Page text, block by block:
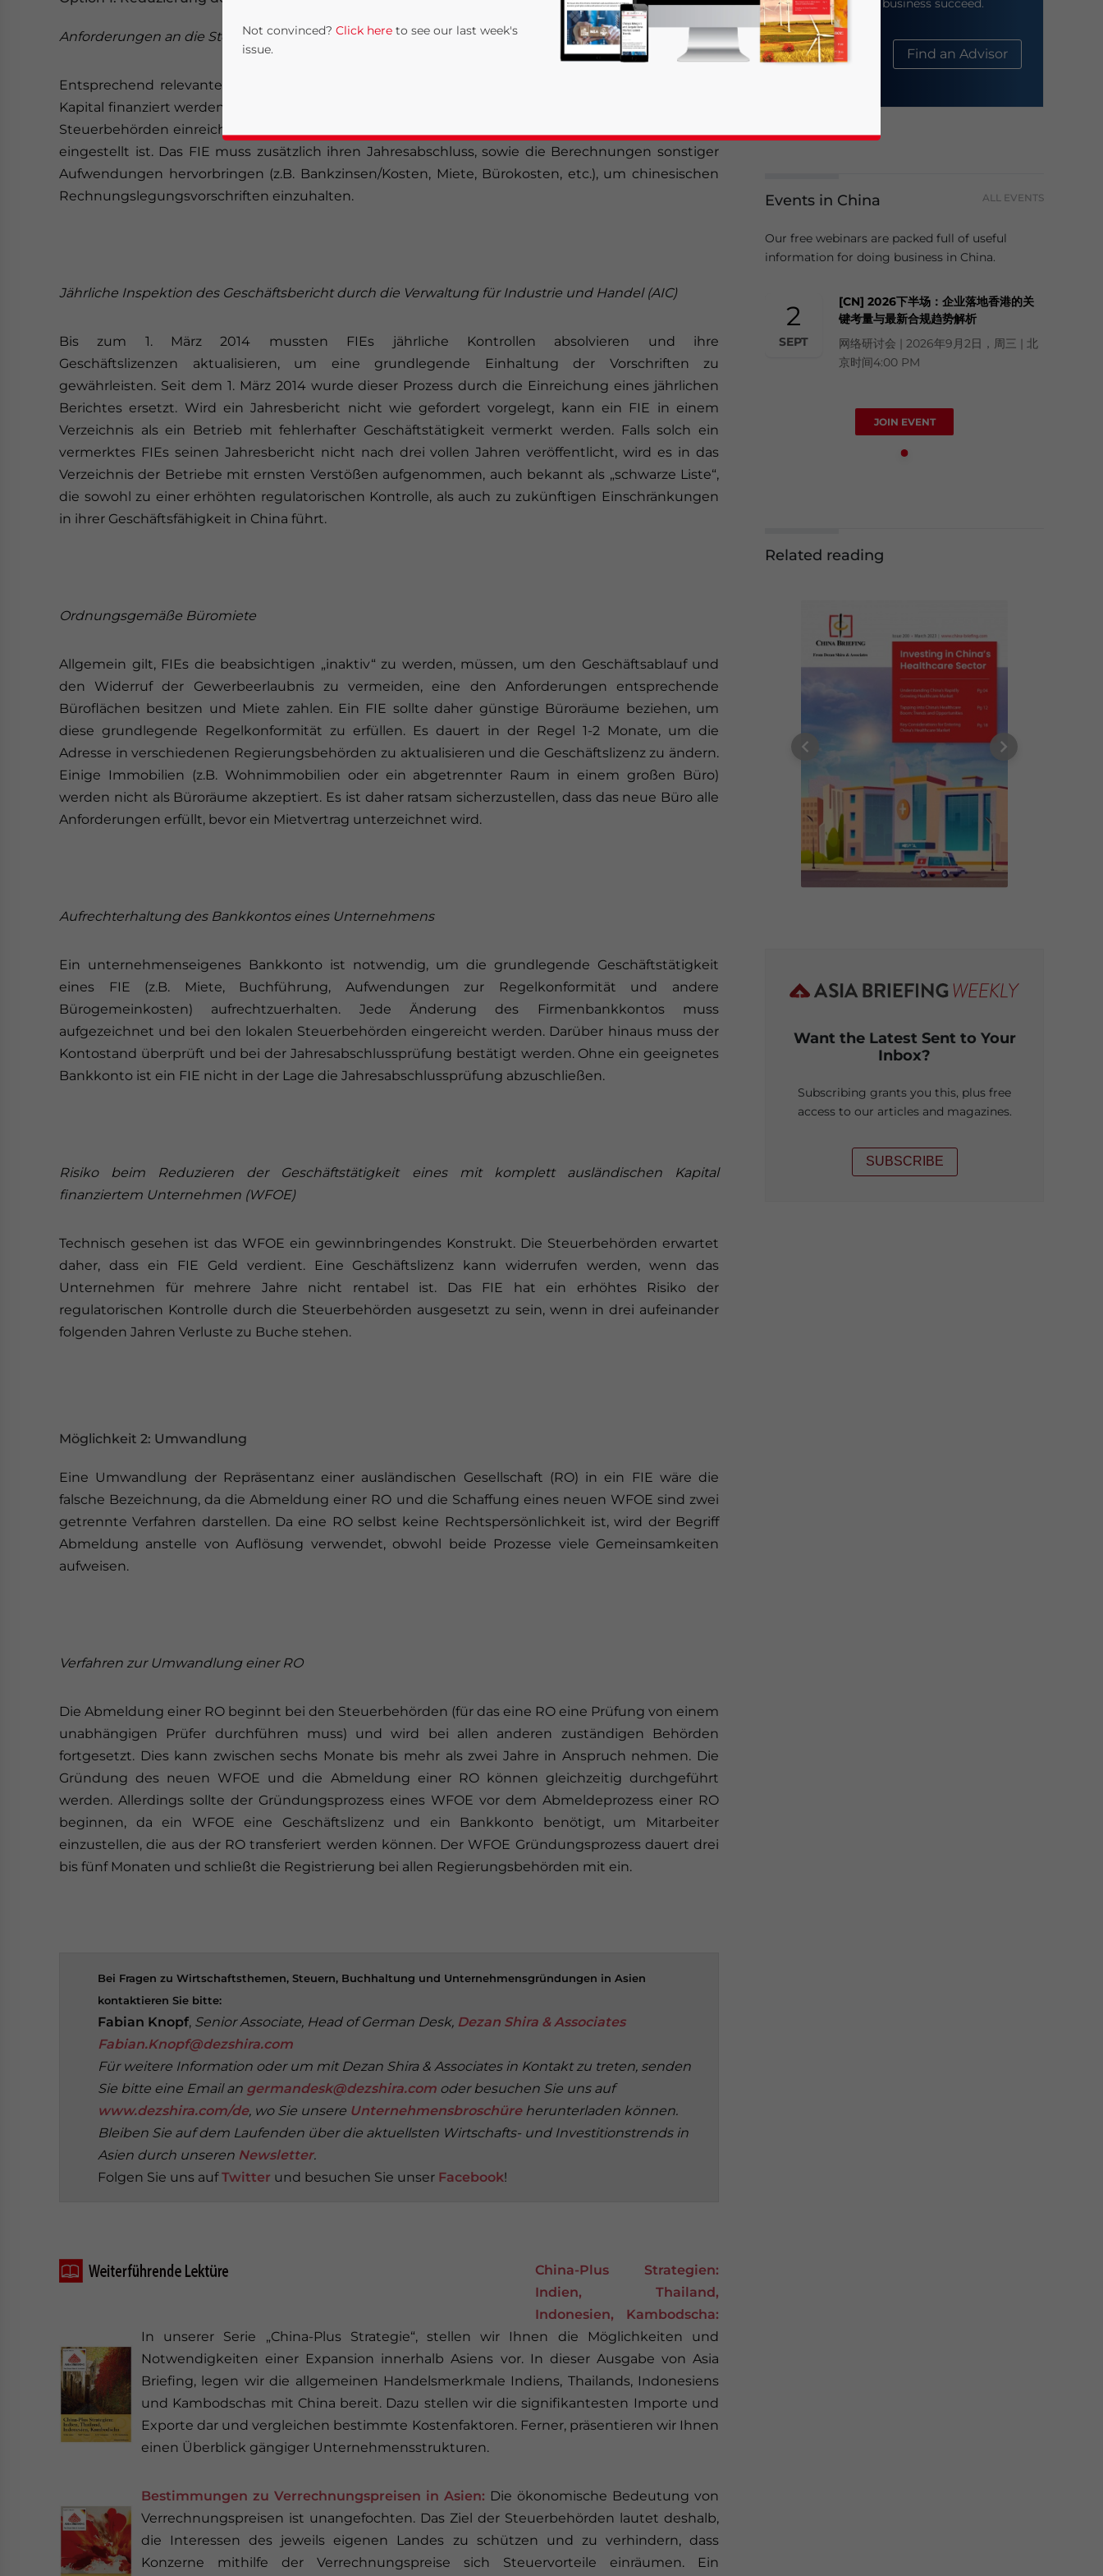
Anforderungen an die Steuererklärung
Entsprechend relevanter Gesetzte und Verfahren müssen Unternehmen, die mit ausländischem
Kapital finanziert werden (FIEs) ihre Steuererklärung (monatlich, quartalsweise und jährlich) bei den
Steuerbehörden einreichen, auch falls keine Geschäftstätigkeit vorhanden und nur wenig Personal
eingestellt ist. Das FIE muss zusätzlich ihren Jahresabschluss, sowie die Berechnungen sonstiger
Aufwendungen hervorbringen (z.B. Bankzinsen/Kosten, Miete, Bürokosten, etc.), um chinesischen
Rechnungslegungsvorschriften einzuhalten.
Jährliche Inspektion des Geschäftsbericht durch die Verwaltung für Industrie und Handel (AIC)
Bis zum 1. März 2014 mussten FIEs jährliche Kontrollen absolvieren und ihre
Geschäftslizenzen aktualisieren, um eine grundlegende Einhaltung der Vorschriften zu
gewährleisten. Seit dem 1. März 2014 wurde dieser Prozess durch die Einreichung eines jährlichen
Berichtes ersetzt. Wird ein Jahresbericht nicht wie gefordert vorgelegt, kann ein FIE in einem
Verzeichnis als ein Betrieb mit fehlerhafter Geschäftstätigkeit vermerkt werden. Falls solch ein
vermerktes FIEs seinen Jahresbericht nicht nach drei vollen Jahren veröffentlicht, wird es in das
Verzeichnis der Betriebe mit ernsten Verstößen aufgenommen, auch bekannt als „schwarze Liste“,
die sowohl zu einer erhöhten regulatorischen Kontrolle, als auch zu zukünftigen Einschränkungen
in ihrer Geschäftsfähigkeit in China führt.
Ordnungsgemäße Büromiete
Allgemein gilt, FIEs die beabsichtigen „inaktiv“ zu werden, müssen, um den Geschäftsablauf und
den Widerruf der Gewerbeerlaubnis zu vermeiden, eine den Anforderungen entsprechende
Büroflächen besitzen und Miete zahlen. Ein FIE sollte daher günstige Büroräume beziehen, um
diese grundlegende Regelkonformität zu erfüllen. Es dauert in der Regel 1-2 Monate, um die
Adresse in verschiedenen Regierungsbehörden zu aktualisieren und die Geschäftslizenz zu ändern.
Einige Immobilien (z.B. Wohnimmobilien oder ein abgetrennter Raum in einem großen Büro)
werden nicht als Büroräume akzeptiert. Es ist daher ratsam sicherzustellen, dass das neue Büro alle
Anforderungen erfüllt, bevor ein Mietvertrag unterzeichnet wird.
Aufrechterhaltung des Bankkontos eines Unternehmens
Ein unternehmenseigenes Bankkonto ist notwendig, um die grundlegende Geschäftstätigkeit
eines FIE (z.B. Miete, Buchführung, Aufwendungen zur Regelkonformität und andere
Bürogemeinkosten) aufrechtzuerhalten. Jede Änderung des Firmenbankkontos muss
aufgezeichnet und bei den lokalen Steuerbehörden eingereicht werden. Darüber hinaus muss der
Kontostand überprüft und bei der Jahresabschlussprüfung bestätigt werden. Ohne ein geeignetes
Bankkonto ist ein FIE nicht in der Lage die Jahresabschlussprüfung abzuschließen.
Risiko beim Reduzieren der Geschäftstätigkeit eines mit komplett ausländischen Kapital
finanziertem Unternehmen (WFOE)
Technisch gesehen ist das WFOE ein gewinnbringendes Konstrukt. Die Steuerbehörden erwartet
daher, dass ein FIE Geld verdient. Eine Geschäftslizenz kann widerrufen werden, wenn das
Unternehmen für mehrere Jahre nicht rentabel ist. Das FIE hat ein erhöhtes Risiko der
regulatorischen Kontrolle durch die Steuerbehörden ausgesetzt zu sein, wenn in drei aufeinander
folgenden Jahren Verluste zu Buche stehen.
Möglichkeit 2: Umwandlung
Eine Umwandlung der Repräsentanz einer ausländischen Gesellschaft (RO) in ein FIE wäre die
falsche Bezeichnung, da die Abmeldung einer RO und die Schaffung eines neuen WFOE sind zwei
getrennte Verfahren darstellen. Da eine RO selbst keine Rechtspersönlichkeit ist, wird der Begriff
Abmeldung anstelle von Auflösung verwendet, obwohl beide Prozesse viele Gemeinsamkeiten
aufweisen.
Verfahren zur Umwandlung einer RO
Die Abmeldung einer RO beginnt bei den Steuerbehörden (für das eine RO eine Prüfung von einem
unabhängigen Prüfer durchführen muss) und wird bei allen anderen zuständigen Behörden
fortgesetzt. Dies kann zwischen sechs Monate bis mehr als zwei Jahre in Anspruch nehmen. Die
Gründung des neuen WFOE und die Abmeldung einer RO können gleichzeitig durchgeführt
werden. Allerdings sollte der Gründungsprozess eines WFOE vor dem Abmeldeprozess einer RO
beginnen, da ein WFOE eine Geschäftslizenz und ein Bankkonto benötigt, um Mitarbeiter
einzustellen, die aus der RO transferiert werden können. Der WFOE Gründungsprozess dauert drei
bis fünf Monaten und schließt die Registrierung bei allen Regierungsbehörden mit ein.
Bei Fragen zu Wirtschaftsthemen, Steuern, Buchhaltung und Unternehmensgründungen in Asien
kontaktieren Sie bitte:
Fabian Knopf, Senior Associate, Head of German Desk, Dezan Shira & Associates
Fabian.Knopf@dezshira.com
Für weitere Information oder um mit Dezan Shira & Associates in Kontakt zu treten, senden
Sie bitte eine Email an germandesk@dezshira.com oder besuchen Sie uns auf
www.dezshira.com/de, wo Sie unsere Unternehmensbroschüreherunterladen können.
Bleiben Sie auf dem Laufenden über die aktuellsten Wirtschafts- und Investitionstrends in
Asien durch unseren Newsletter.
Folgen Sie uns aufTwitter und besuchen Sie unser Facebook!
China-Plus Strategien:
Indien, Thailand,
Indonesien, Kambodscha:
In unserer Serie „China-Plus Strategie“, stellen wir Ihnen die Möglichkeiten und
Notwendigkeiten einer Expansion innerhalb Asiens vor. In dieser Ausgabe von Asia
Briefing, legen wir die allgemeinen Handelsmerkmale Indiens, Thailands, Indonesiens
und Kambodschas mit China bereit. Dazu stellen wir die signifikantesten Importe und
Exporte dar und vergleichen bestimmte Kostenfaktoren. Ferner, präsentieren wir Ihnen
einen Überblick gängiger Unternehmensstrukturen.
Bestimmungen zu Verrechnungspreisen in Asien: Die ökonomische Bedeutung von
Verrechnungspreisen ist unangefochten. Das Ziel der Steuerbehörden lautet deshalb,
die Interessen des jeweils eigenen Landes zu schützen und zu verhindern, dass
Konzerne mithilfe der Verrechnungspreise sich Steuervorteile einräumen. Ein
help your business succeed.
About Us Find an Advisor
Events in China ALL EVENTS
Our free webinars are packed full of useful
information for doing business in China.
2
SEPT
[CN] 2026下半场：企业落地香港的关
键考量与最新合规趋势解析
网络研讨会 | 2026年9月2日，周三 | 北
京时间4:00 PM
JOIN EVENT
Related reading
Want the Latest Sent to Your
Inbox?
Subscribing grants you this, plus free
access to our articles and magazines.
SUBSCRIBE
Not convinced? Click here to see our last week's
issue.
Statement for this website. Please send me business news and updates for Asia!